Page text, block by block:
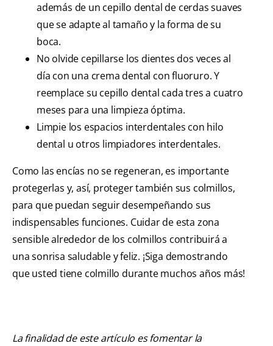
además de un cepillo dental de cerdas suaves
que se adapte al tamaño y la forma de su
boca.
No olvide cepillarse los dientes dos veces al
día con una crema dental con fluoruro. Y
reemplace su cepillo dental cada tres a cuatro
meses para una limpieza óptima.
Limpie los espacios interdentales con hilo
dental u otros limpiadores interdentales.
Como las encías no se regeneran, es importante
protegerlas y, así, proteger también sus colmillos,
para que puedan seguir desempeñando sus
indispensables funciones. Cuidar de esta zona
sensible alrededor de los colmillos contribuirá a
una sonrisa saludable y feliz. ¡Siga demostrando
que usted tiene colmillo durante muchos años más!
La finalidad de este artículo es fomentar la